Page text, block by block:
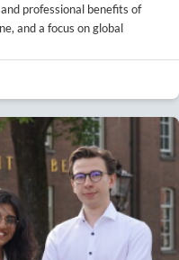
professional benefits of
and a focus on global